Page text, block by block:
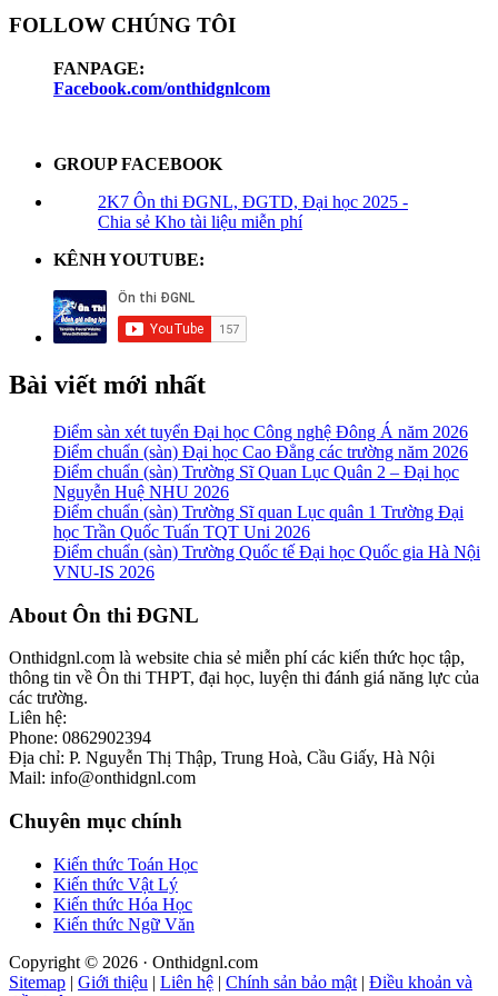
FOLLOW CHÚNG TÔI
FANPAGE:
Facebook.com/onthidgnlcom
GROUP FACEBOOK
2K7 Ôn thi ĐGNL, ĐGTD, Đại học 2025 -
Chia sẻ Kho tài liệu miễn phí
KÊNH YOUTUBE:
Bài viết mới nhất
Điểm sàn xét tuyển Đại học Công nghệ Đông Á năm 2026
Điểm chuẩn (sàn) Đại học Cao Đẳng các trường năm 2026
Điểm chuẩn (sàn) Trường Sĩ Quan Lục Quân 2 – Đại học
Nguyễn Huệ NHU 2026
Điểm chuẩn (sàn) Trường Sĩ quan Lục quân 1 Trường Đại
học Trần Quốc Tuấn TQT Uni 2026
Điểm chuẩn (sàn) Trường Quốc tế Đại học Quốc gia Hà Nội
VNU-IS 2026
Footer
About Ôn thi ĐGNL
Onthidgnl.com là website chia sẻ miễn phí các kiến thức học tập,
thông tin về Ôn thi THPT, đại học, luyện thi đánh giá năng lực của
các trường.
Liên hệ:
Phone: 0862902394
Địa chỉ: P. Nguyễn Thị Thập, Trung Hoà, Cầu Giấy, Hà Nội
Mail: info@onthidgnl.com
Chuyên mục chính
Kiến thức Toán Học
Kiến thức Vật Lý
Kiến thức Hóa Học
Kiến thức Ngữ Văn
Copyright © 2026 · Onthidgnl.com
Sitemap | Giới thiệu | Liên hệ | Chính sản bảo mật | Điều khoản và